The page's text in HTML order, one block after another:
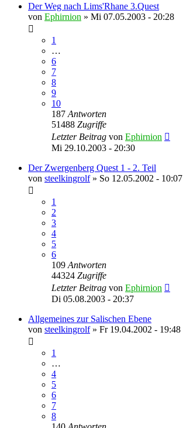
Der Weg nach Lims'Rhane 3.Quest
von Ephirnion » Mi 07.05.2003 - 20:28
1
…
6
7
8
9
10
187 Antworten
51488 Zugriffe
Letzter Beitrag von Ephirnion
Mi 29.10.2003 - 20:30
Der Zwergenberg Quest 1 - 2. Teil
von steelkingrolf» So 12.05.2002 - 10:07
1
2
3
4
5
6
109 Antworten
44324 Zugriffe
Letzter Beitrag von Ephirnion
Di 05.08.2003 - 20:37
Allgemeines zur Salischen Ebene
von steelkingrolf» Fr 19.04.2002 - 19:48
1
…
4
5
6
7
8